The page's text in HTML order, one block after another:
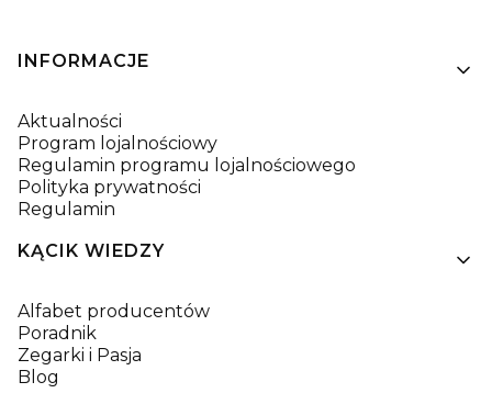
Linki w stopce
INFORMACJE
Aktualności
Program lojalnościowy
Regulamin programu lojalnościowego
Polityka prywatności
Regulamin
KĄCIK WIEDZY
Alfabet producentów
Poradnik
Zegarki i Pasja
Blog